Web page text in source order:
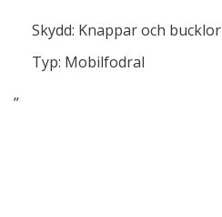
Skydd: Knappar och bucklor
Typ: Mobilfodral
”